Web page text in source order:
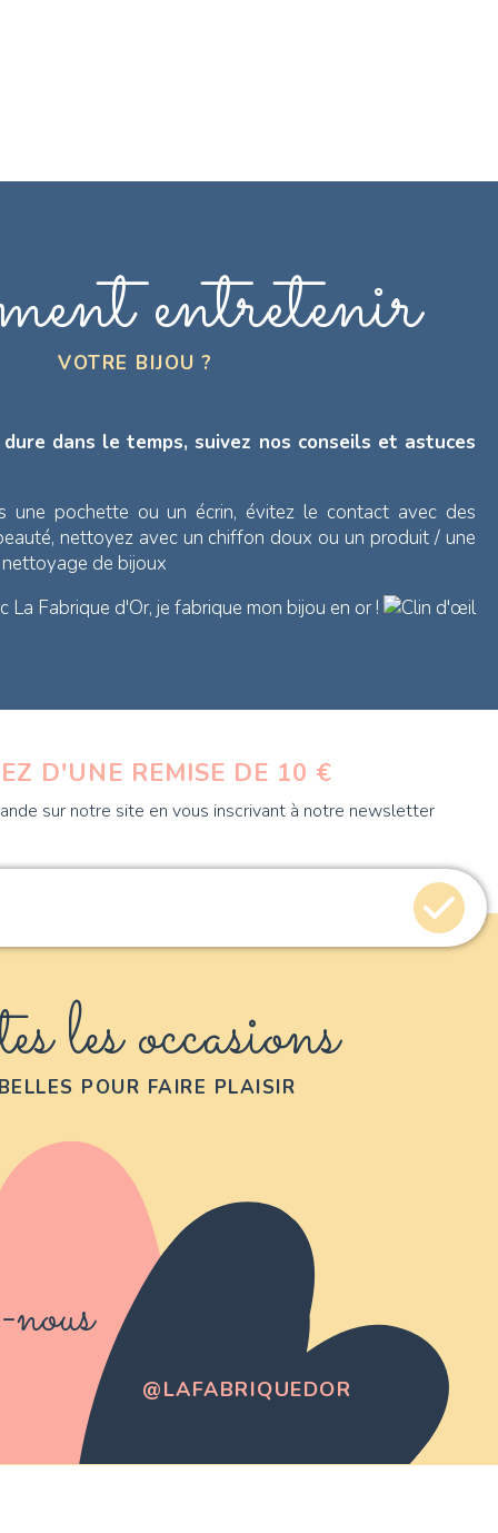
entretenir
VOTRE BIJOU ?
dans le temps, suivez nos conseils et astuces
une pochette ou un écrin, évitez le contact avec des
nettoyez avec un chiffon doux ou un produit / une
de bijoux
La Fabrique d'Or, je fabrique mon bijou en or !
D'UNE REMISE DE 10 €
sur notre site en vous inscrivant à notre newsletter
les occasions
POUR FAIRE PLAISIR
@LAFABRIQUEDOR